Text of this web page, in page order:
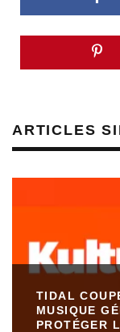
ARTICLES
TIDAL
MUSIQUE
PROTÉGER